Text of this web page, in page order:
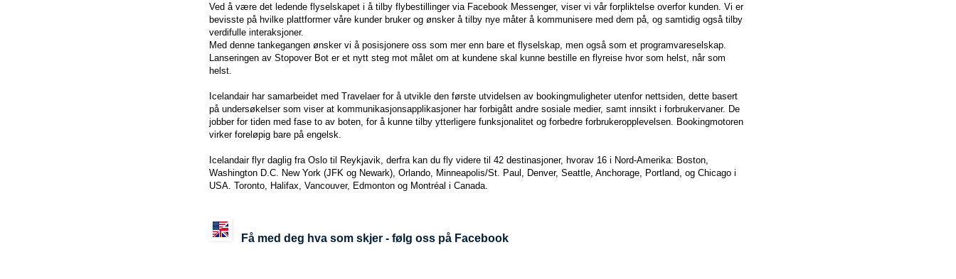
Ved å være det ledende flyselskapet i å tilby flybestillinger via Facebook Messenger, viser vi vår forpliktelse overfor kunden. Vi er
bevisste på hvilke plattformer våre kunder bruker og ønsker å tilby nye måter å kommunisere med dem på, og samtidig også tilby
verdifulle interaksjoner.
Med denne tankegangen ønsker vi å posisjonere oss som mer enn bare et flyselskap, men også som et programvareselskap.
Lanseringen av Stopover Bot er et nytt steg mot målet om at kundene skal kunne bestille en flyreise hvor som helst, når som
helst.
Icelandair har samarbeidet med Travelaer for å utvikle den første utvidelsen av bookingmuligheter utenfor nettsiden, dette basert
på undersøkelser som viser at kommunikasjonsapplikasjoner har forbigått andre sosiale medier, samt innsikt i forbrukervaner. De
jobber for tiden med fase to av boten, for å kunne tilby ytterligere funksjonalitet og forbedre forbrukeropplevelsen. Bookingmotoren
virker foreløpig bare på engelsk.
Icelandair flyr daglig fra Oslo til Reykjavik, derfra kan du fly videre til 42 destinasjoner, hvorav 16 i Nord-Amerika: Boston,
Washington D.C. New York (JFK og Newark), Orlando, Minneapolis/St. Paul, Denver, Seattle, Anchorage, Portland, og Chicago i
USA. Toronto, Halifax, Vancouver, Edmonton og Montréal i Canada.
Få med deg hva som skjer - følg oss på Facebook